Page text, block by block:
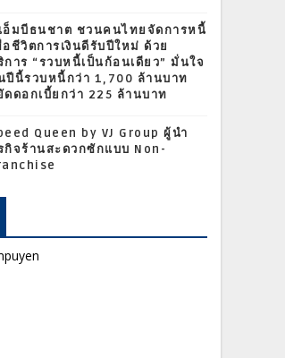
อ็มบีธนชาต ชวนคนไทยจัดการหนี้
อชีวิตการเงินดีรับปีใหม่ ด้วย
การ “รวบหนี้เป็นก้อนเดียว” มั่นใจ
ปีนี้รวบหนี้กว่า 1,700 ล้านบาท
ดอกเบี้ยกว่า 225 ล้านบาท
Queen by VJ Group ผู้นำ
กิจร้านสะดวกซักแบบ Non-